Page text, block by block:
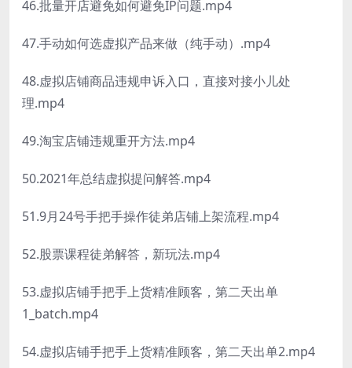
46.批量开店避免如何避免IP问题.mp4
47.手动如何选虚拟产品来做（纯手动）.mp4
48.虚拟店铺商品违规申诉入口，直接对接小儿处
理.mp4
49.淘宝店铺违规重开方法.mp4
50.2021年总结虚拟提问解答.mp4
51.9月24号手把手操作徒弟店铺上架流程.mp4
52.股票课程徒弟解答，新玩法.mp4
53.虚拟店铺手把手上货精准顾客，第二天出单
1_batch.mp4
54.虚拟店铺手把手上货精准顾客，第二天出单2.mp4